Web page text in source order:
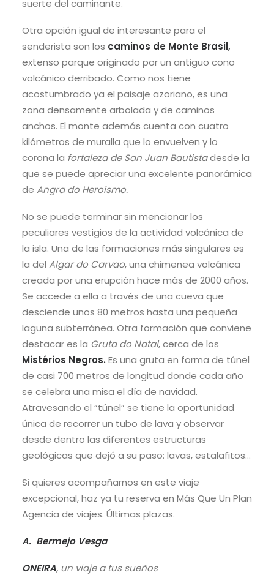
suerte del caminante.
Otra opción igual de interesante para el
senderista son los caminos de Monte Brasil,
extenso parque originado por un antiguo cono
volcánico derribado. Como nos tiene
acostumbrado ya el paisaje azoriano, es una
zona densamente arbolada y de caminos
anchos. El monte además cuenta con cuatro
kilómetros de muralla que lo envuelven y lo
corona la fortaleza de San Juan Bautistadesde la
que se puede apreciar una excelente panorámica
de Angra do Heroismo.
No se puede terminar sin mencionar los
peculiares vestigios de la actividad volcánica de
la isla. Una de las formaciones más singulares es
la del Algar do Carvao, una chimenea volcánica
creada por una erupción hace más de 2000 años.
Se accede a ella a través de una cueva que
desciende unos 80 metros hasta una pequeña
laguna subterránea. Otra formación que conviene
destacar es la Gruta do Natal, cerca de los
Mistérios Negros. Es una gruta en forma de túnel
de casi 700 metros de longitud donde cada año
se celebra una misa el día de navidad.
Atravesando el “túnel” se tiene la oportunidad
única de recorrer un tubo de lava y observar
desde dentro las diferentes estructuras
geológicas que dejó a su paso: lavas, estalafitos…
Si quieres acompañarnos en este viaje
excepcional, haz ya tu reserva en Más Que Un Plan
Agencia de viajes. Últimas plazas.
A. Bermejo Vesga
ONEIRA, un viaje a tus sueños